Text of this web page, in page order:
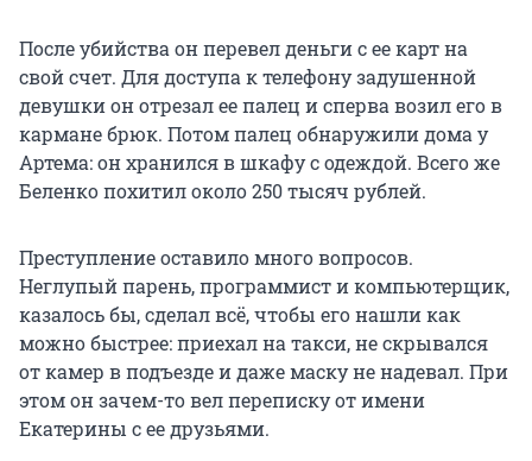
После убийства он перевел деньги с ее карт на
свой счет. Для доступа к телефону задушенной
девушки он отрезал ее палец и сперва возил его в
кармане брюк. Потом палец обнаружили дома у
Артема: он хранился в шкафу с одеждой. Всего же
Беленко похитил около 250 тысяч рублей.
Преступление оставило много вопросов.
Неглупый парень, программист и компьютерщик,
казалось бы, сделал всё, чтобы его нашли как
можно быстрее: приехал на такси, не скрывался
от камер в подъезде и даже маску не надевал. При
этом он зачем-то вел переписку от имени
Екатерины с ее друзьями.